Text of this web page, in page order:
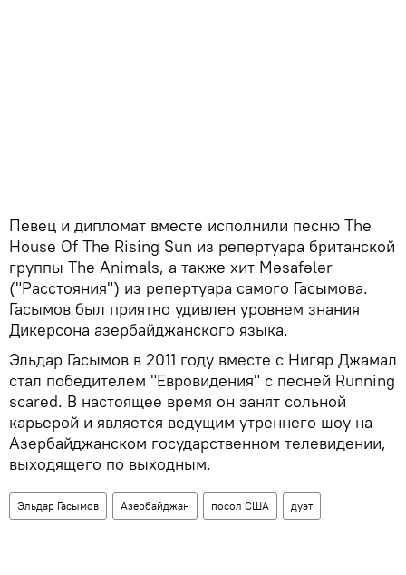
Певец и дипломат вместе исполнили песню The
House Of The Rising Sun из репертуара британской
группы The Animals, а также хит Məsafələr
("Расстояния") из репертуара самого Гасымова.
Гасымов был приятно удивлен уровнем знания
Дикерсона азербайджанского языка.
Эльдар Гасымов в 2011 году вместе с Нигяр Джамал
стал победителем "Евровидения" с песней Running
scared. В настоящее время он занят сольной
карьерой и является ведущим утреннего шоу на
Азербайджанском государственном телевидении,
выходящего по выходным.
Эльдар Гасымов Азербайджан посол США дуэт